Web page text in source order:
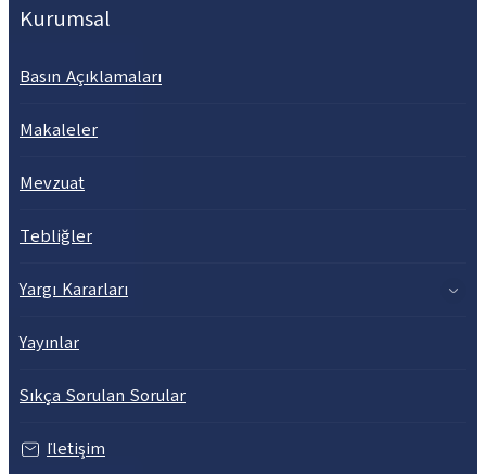
Kurumsal
Basın Açıklamaları
Makaleler
Mevzuat
Tebliğler
Yargı Kararları
Yayınlar
Sıkça Sorulan Sorular
İletişim